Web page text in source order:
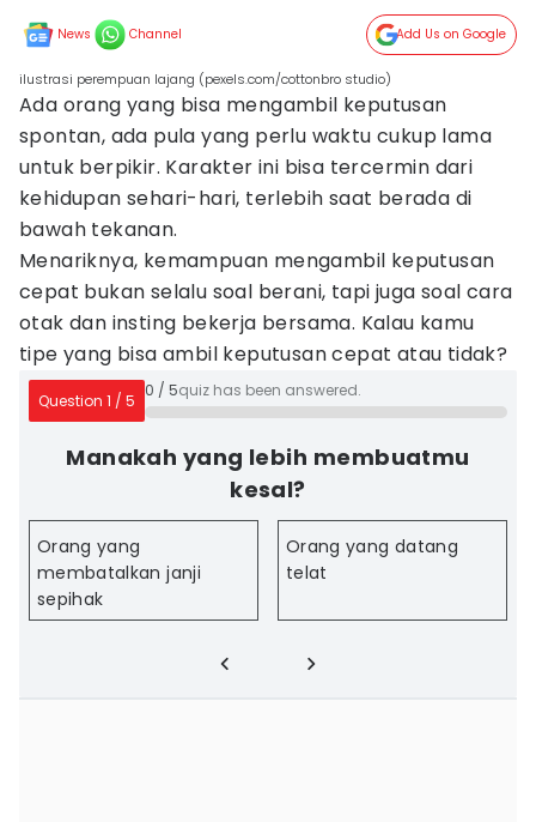
News Channel Add Us on Google
ilustrasi perempuan lajang (pexels.com/cottonbro studio)
Ada orang yang bisa mengambil keputusan
spontan, ada pula yang perlu waktu cukup lama
untuk berpikir. Karakter ini bisa tercermin dari
kehidupan sehari-hari, terlebih saat berada di
bawah tekanan.
Menariknya, kemampuan mengambil keputusan
cepat bukan selalu soal berani, tapi juga soal cara
otak dan insting bekerja bersama. Kalau kamu
tipe yang bisa ambil keputusan cepat atau tidak?
Question 1 / 5
0 / 5quiz has been answered.
Manakah yang lebih membuatmu
kesal?
Orang yang
membatalkan janji
sepihak
Orang yang datang
telat